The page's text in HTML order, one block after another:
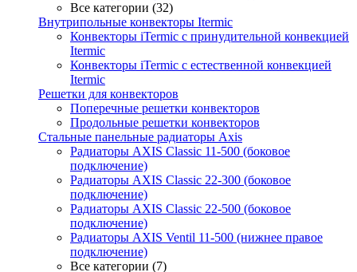
Все категории (32)
Внутрипольные конвекторы Itermic
Конвекторы iTermic c принудительной конвекцией
Itermic
Конвекторы iTermic с естественной конвекцией
Itermic
Решетки для конвекторов
Поперечные решетки конвекторов
Продольные решетки конвекторов
Стальные панельные радиаторы Axis
Радиаторы AXIS Classic 11-500 (боковое
подключение)
Радиаторы AXIS Classic 22-300 (боковое
подключение)
Радиаторы AXIS Classic 22-500 (боковое
подключение)
Радиаторы AXIS Ventil 11-500 (нижнее правое
подключение)
Все категории (7)